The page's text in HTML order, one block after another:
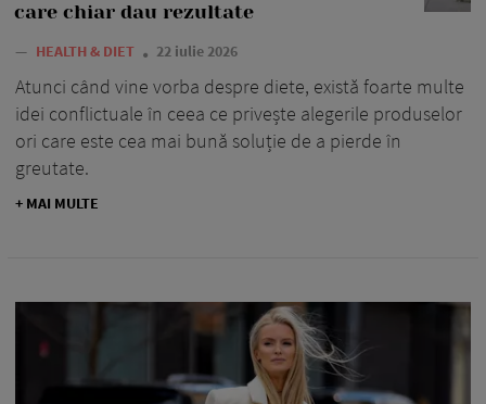
care chiar dau rezultate
— HEALTH & DIET 22 iulie 2026
Atunci când vine vorba despre diete, există foarte multe
idei conflictuale în ceea ce privește alegerile produselor
ori care este cea mai bună soluție de a pierde în
greutate.
+ MAI MULTE